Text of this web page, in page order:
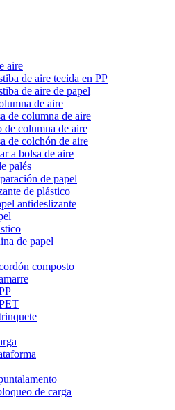
aire
de aire tecida en PP
de aire de papel
de aire
de columna de aire
de columna de aire
de colchón de aire
a bolsa de aire
palés
de papel
de plástico
antideslizante
de papel
composto
de carga